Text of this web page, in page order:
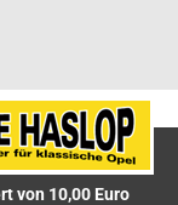
von 10,00 Euro